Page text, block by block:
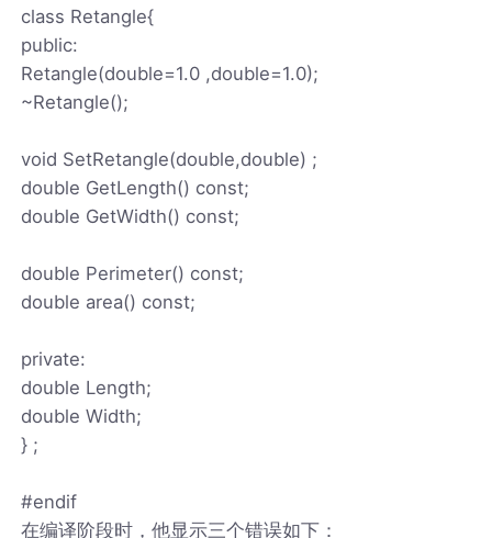
class Retangle{
public:
Retangle(double=1.0 ,double=1.0);
~Retangle();
void SetRetangle(double,double) ;
double GetLength() const;
double GetWidth() const;
double Perimeter() const;
double area() const;
private:
double Length;
double Width;
} ;
#endif
在编译阶段时，他显示三个错误如下：